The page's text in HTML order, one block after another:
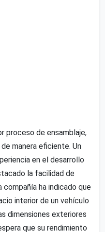
proceso de ensamblaje,
manera eficiente. Un
en el desarrollo
la facilidad de
compañía ha indicado que
interior de un vehículo
dimensiones exteriores
que su rendimiento